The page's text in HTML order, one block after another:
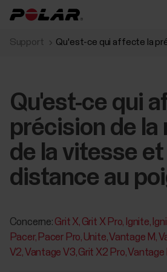
Support Qu'est-ce qui affecte la
Qu'est-ce qui
précision de la
de la vitesse et
distance au
Concerne: Grit X Grit X Pro Ignite
Pacer Pacer Pro Unite Vantage M
V2 Vantage V3 Grit X2 Pro Vantage